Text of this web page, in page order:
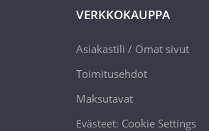
VERKKOKAUPPA
Asiakastili / Omat sivut
Toimitusehdot
Maksutavat
Evästeet: Cookie Settings